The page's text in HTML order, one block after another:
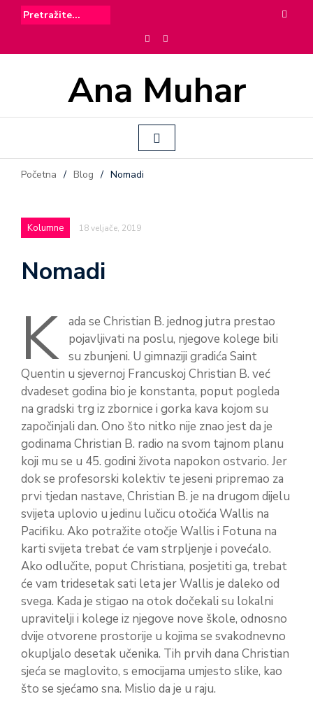
Ana Muhar
Početna / Blog / Nomadi
Kolumne 18 veljače, 2019
Nomadi
K
ada se Christian B. jednog jutra prestao
pojavljivati na poslu, njegove kolege bili
su zbunjeni. U gimnaziji gradića Saint
Quentin u sjevernoj Francuskoj Christian B. već
dvadeset godina bio je konstanta, poput pogleda
na gradski trg iz zbornice i gorka kava kojom su
započinjali dan. Ono što nitko nije znao jest da je
godinama Christian B. radio na svom tajnom planu
koji mu se u 45. godini života napokon ostvario. Jer
dok se profesorski kolektiv te jeseni pripremao za
prvi tjedan nastave, Christian B. je na drugom dijelu
svijeta uplovio u jedinu lučicu otočića Wallis na
Pacifiku. Ako potražite otočje Wallis i Fotuna na
karti svijeta trebat će vam strpljenje i povećalo.
Ako odlučite, poput Christiana, posjetiti ga, trebat
će vam tridesetak sati leta jer Wallis je daleko od
svega. Kada je stigao na otok dočekali su lokalni
upravitelji i kolege iz njegove nove škole, odnosno
dvije otvorene prostorije u kojima se svakodnevno
okupljalo desetak učenika. Tih prvih dana Christian
sjeća se maglovito, s emocijama umjesto slike, kao
što se sjećamo sna. Mislio da je u raju.